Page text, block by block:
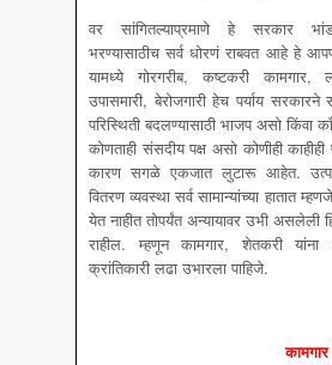
वर सांगितल्याप्रमाणे हे सरकार
भरण्यासाठीच सर्व धोरणं राबवत आहे हे
यामध्ये गोरगरीब, कष्टकरी कामगार,
उपासमारी, बेरोजगारी हेच पर्याय
परिस्थिती बदलण्यासाठी भाजप असो किंवा
कोणताही संसदीय पक्ष असो कोणीही
कारण सगळे एकजात लुटारू आहेत.
वितरण व्यवस्था सर्व सामान्यांच्या हातात
येत नाहीत तोपर्यंत अन्यायावर उभी असलेली
राहील. म्हणून कामगार, शेतकरी
क्रांतिकारी लढा उभारला पाहिजे.